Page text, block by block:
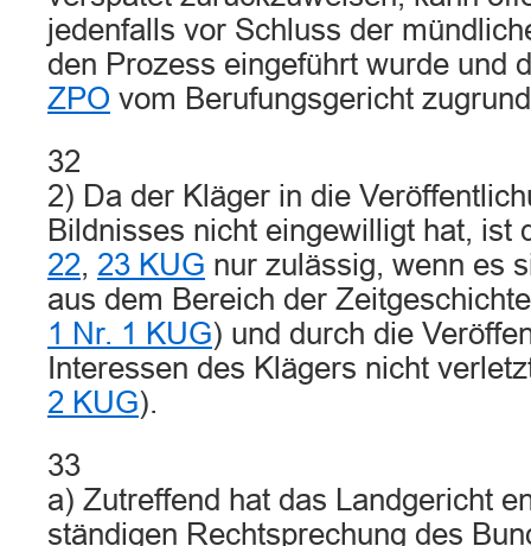
jedenfalls vor Schluss der
den Prozess eingeführt wurde und
ZPO vom Berufungsgericht
32
2) Da der Kläger in die
Bildnisses nicht eingewilligt hat, ist
22, 23 KUG nur zulässig, wenn es
aus dem Bereich der
1 Nr. 1 KUG) und durch die
Interessen des Klägers nicht
2 KUG).
33
a) Zutreffend hat das Landgericht
ständigen Rechtsprechung des